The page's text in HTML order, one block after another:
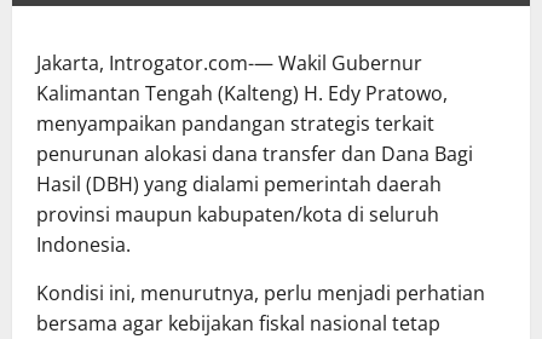
Jakarta, Introgator.com-— Wakil Gubernur
Kalimantan Tengah (Kalteng) H. Edy Pratowo,
menyampaikan pandangan strategis terkait
penurunan alokasi dana transfer dan Dana Bagi
Hasil (DBH) yang dialami pemerintah daerah
provinsi maupun kabupaten/kota di seluruh
Indonesia.
Kondisi ini, menurutnya, perlu menjadi perhatian
bersama agar kebijakan fiskal nasional tetap